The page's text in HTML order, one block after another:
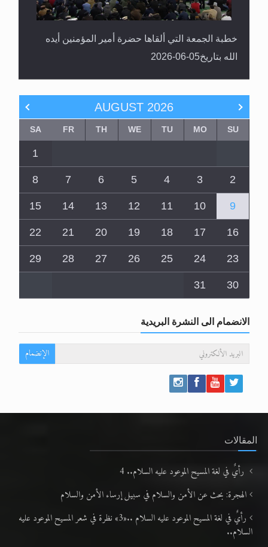
خطبة الجمعة التي ألقاها حضرة أمير المؤمنين أيده
الله بتاريخ05-06-2026
AUGUST 2026
SU
MO
TU
WE
TH
FR
SA
1
2
3
4
5
6
7
8
9
10
11
12
13
14
15
16
17
18
19
20
21
22
23
24
25
26
27
28
29
30
31
الانضمام الى النشرة البريدية
الإنضمام
المقالات
رأيٌ في لغة المسيح الموعود عليه السلام.. 4
الهجرة: بحث عن الأمن والسلام في سبيل إرساء الأمن والسلام
رأيٌ في لغة المسيح الموعود عليه السلام ..«3» نظرة في شعر المسيح الموعود عليه
السلام..